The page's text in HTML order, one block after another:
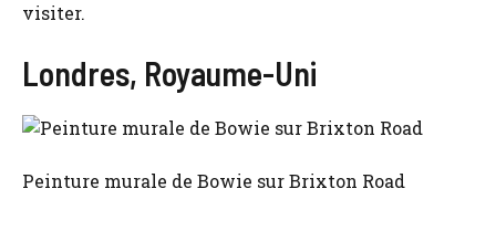
visiter.
Londres, Royaume-Uni
Peinture murale de Bowie sur Brixton Road